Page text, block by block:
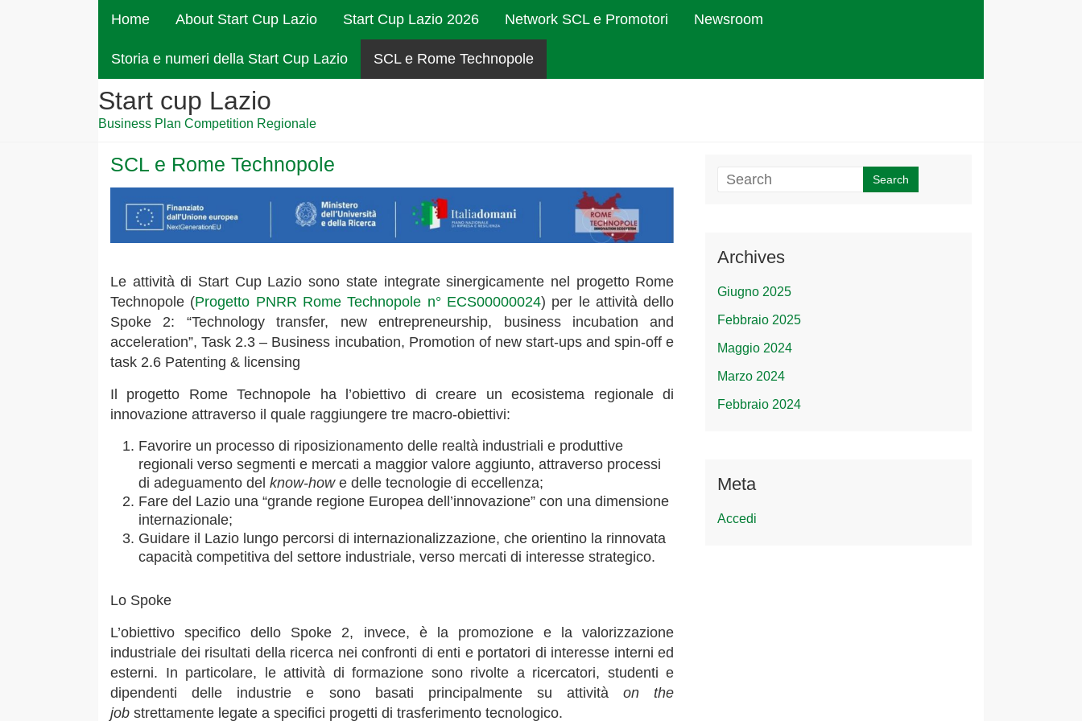
Home About Start Cup Lazio Start Cup Lazio 2026 Network SCL e Promotori Newsroom
Storia e numeri della Start Cup Lazio SCL e Rome Technopole
Start cup Lazio
Business Plan Competition Regionale
SCL e Rome Technopole
Le attività di Start Cup Lazio sono state integrate sinergicamente nel progetto Rome
Technopole (Progetto PNRR Rome Technopole n° ECS00000024) per le attività dello
Spoke 2: “Technology transfer, new entrepreneurship, business incubation and
acceleration”, Task 2.3 – Business incubation, Promotion of new start-ups and spin-off e
task 2.6 Patenting & licensing
Il progetto Rome Technopole ha l’obiettivo di creare un ecosistema regionale di
innovazione attraverso il quale raggiungere tre macro-obiettivi:
Favorire un processo di riposizionamento delle realtà industriali e produttive
regionali verso segmenti e mercati a maggior valore aggiunto, attraverso processi
di adeguamento del know-howe delle tecnologie di eccellenza;
Fare del Lazio una “grande regione Europea dell’innovazione” con una dimensione
internazionale;
Guidare il Lazio lungo percorsi di internazionalizzazione, che orientino la rinnovata
capacità competitiva del settore industriale, verso mercati di interesse strategico.
Lo Spoke
L’obiettivo specifico dello Spoke 2, invece, è la promozione e la valorizzazione
industriale dei risultati della ricerca nei confronti di enti e portatori di interesse interni ed
esterni. In particolare, le attività di formazione sono rivolte a ricercatori, studenti e
dipendenti delle industrie e sono basati principalmente su attivitàon the
job strettamente legate a specifici progetti di trasferimento tecnologico.
Archives
Giugno 2025
Febbraio 2025
Maggio 2024
Marzo 2024
Febbraio 2024
Meta
Accedi